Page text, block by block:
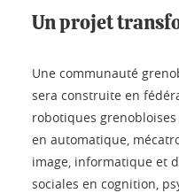
Un projet
Une communauté
sera construite en
robotiques
en automatique,
image, informatique et
sociales en cognition,